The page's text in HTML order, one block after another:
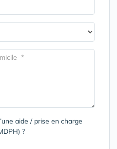
aide / prise en charge
?